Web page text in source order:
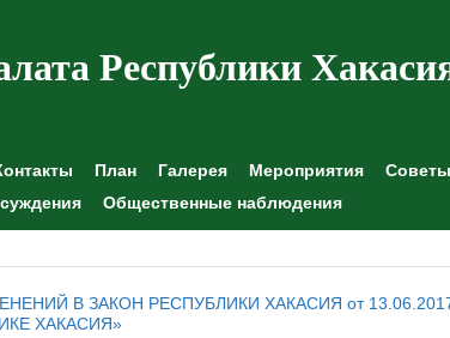
Республики
План Галерея Мероприятия Советы
Общественные наблюдения
В ЗАКОН РЕСПУБЛИКИ ХАКАСИЯ от
ХАКАСИЯ»